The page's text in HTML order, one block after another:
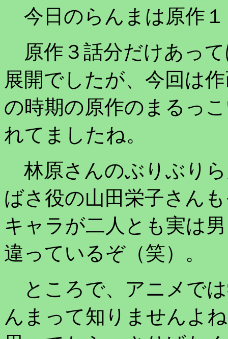
今日のらんまは原作
原作３話分だけあっ
展開でしたが、今回は
の時期の原作のまるっ
れてましたね。
林原さんのぶりぶり
ばさ役の山田栄子さん
キャラが二人とも実は
違っているぞ（笑）。
ところで、アニメで
んまって知りませんよ